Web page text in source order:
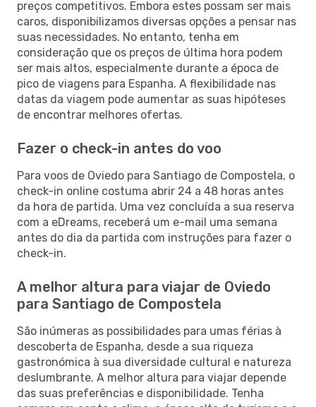
preços competitivos. Embora estes possam ser mais
caros, disponibilizamos diversas opções a pensar nas
suas necessidades. No entanto, tenha em
consideração que os preços de última hora podem
ser mais altos, especialmente durante a época de
pico de viagens para Espanha. A flexibilidade nas
datas da viagem pode aumentar as suas hipóteses
de encontrar melhores ofertas.
Fazer o check-in antes do voo
Para voos de Oviedo para Santiago de Compostela, o
check-in online costuma abrir 24 a 48 horas antes
da hora de partida. Uma vez concluída a sua reserva
com a eDreams, receberá um e-mail uma semana
antes do dia da partida com instruções para fazer o
check-in.
A melhor altura para viajar de Oviedo
para Santiago de Compostela
São inúmeras as possibilidades para umas férias à
descoberta de Espanha, desde a sua riqueza
gastronómica à sua diversidade cultural e natureza
deslumbrante. A melhor altura para viajar depende
das suas preferências e disponibilidade. Tenha